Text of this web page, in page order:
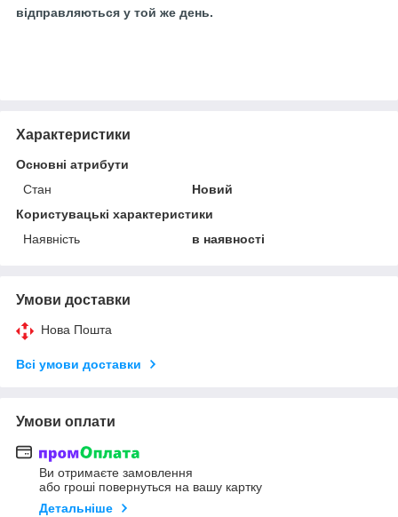
відправляються у той же день.
Характеристики
Основні атрибути
Стан
Новий
Користувацькi характеристики
Наявність
в наявності
Умови доставки
Нова Пошта
Всі умови доставки
Умови оплати
Ви отримаєте замовлення
або гроші повернуться на вашу картку
Детальніше